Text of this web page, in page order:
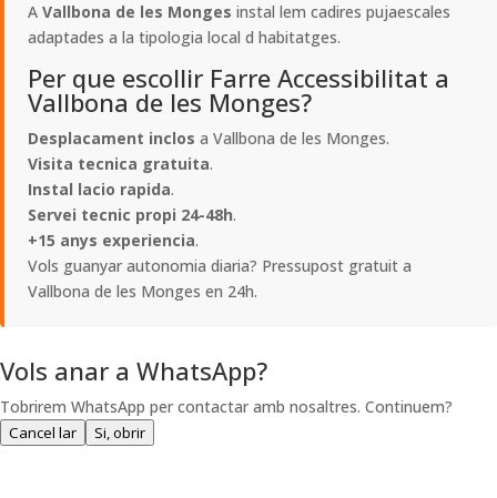
A Vallbona de les Monges instal lem cadires pujaescales
adaptades a la tipologia local d habitatges.
Per que escollir Farre Accessibilitat a
Vallbona de les Monges?
Desplacament inclos a Vallbona de les Monges.
Visita tecnica gratuita.
Instal lacio rapida.
Servei tecnic propi 24-48h.
+15 anys experiencia.
Vols guanyar autonomia diaria? Pressupost gratuit a
Vallbona de les Monges en 24h.
Vols anar a WhatsApp?
Tobrirem WhatsApp per contactar amb nosaltres. Continuem?
Cancel lar Si, obrir